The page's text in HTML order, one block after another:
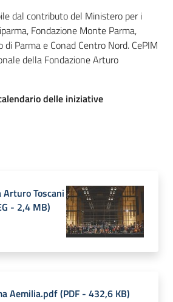
dal contributo del Ministero per i
Fondazione Monte Parma,
di Parma e Conad Centro Nord. CePIM
della Fondazione Arturo
delle iniziative
Toscani
- 2,4 MB)
Aemilia.pdf(PDF - 432,6 KB)